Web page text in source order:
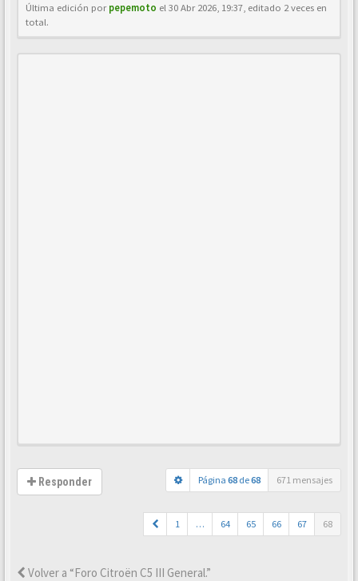
Última edición porpepemoto el 30 Abr 2026, 19:37, editado 2 veces en
total.
Responder Página 68 de68 671 mensajes
1 … 64 65 66 67 68
Volver a “Foro Citroën C5 III General.”